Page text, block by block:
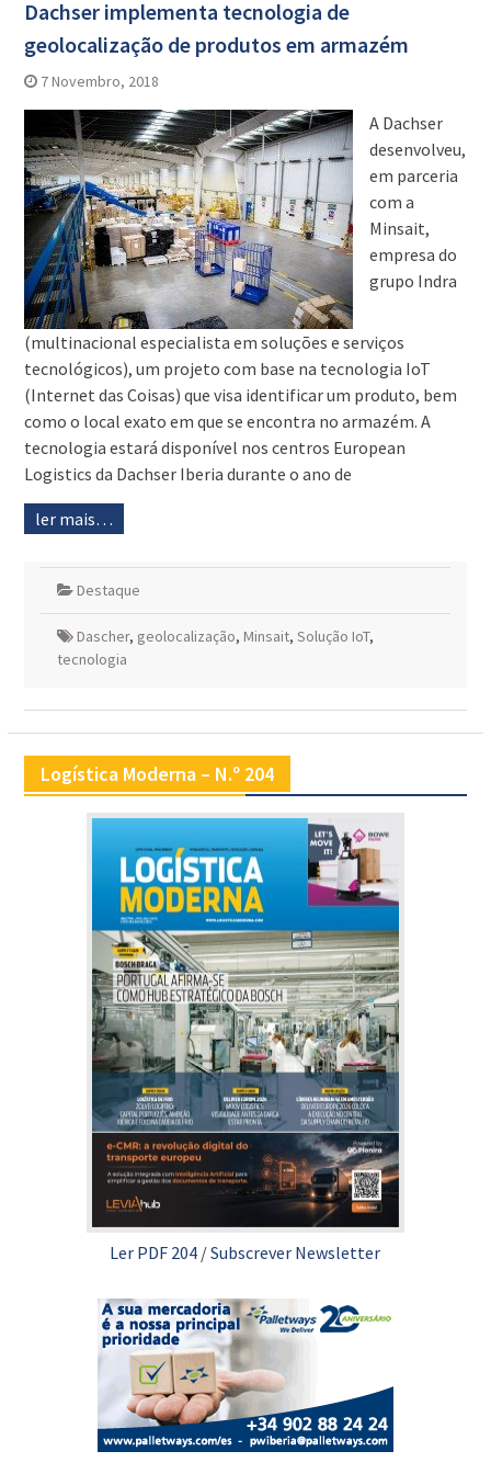
Dachser implementa tecnologia de
geolocalização de produtos em armazém
7 Novembro, 2018
A Dachser
desenvolveu,
em parceria
com a
Minsait,
empresa do
grupo Indra
(multinacional especialista em soluções e serviços
tecnológicos), um projeto com base na tecnologia IoT
(Internet das Coisas) que visa identificar um produto, bem
como o local exato em que se encontra no armazém. A
tecnologia estará disponível nos centros European
Logistics da Dachser Iberia durante o ano de
ler mais…
Destaque
Dascher, geolocalização, Minsait, Solução IoT,
tecnologia
Logística Moderna – N.º 204
Ler PDF 204 /Subscrever Newsletter